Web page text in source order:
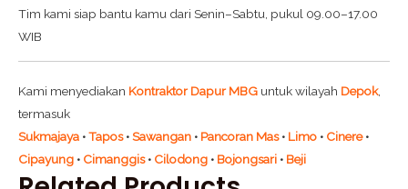
Tim kami siap bantu kamu dari Senin–Sabtu, pukul 09.00–17.00
WIB
Kami menyediakan Kontraktor Dapur MBG untuk wilayah Depok,
termasuk
Sukmajaya •Tapos•Sawangan • Pancoran Mas• Limo • Cinere•
Cipayung • Cimanggis• Cilodong • Bojongsari • Beji